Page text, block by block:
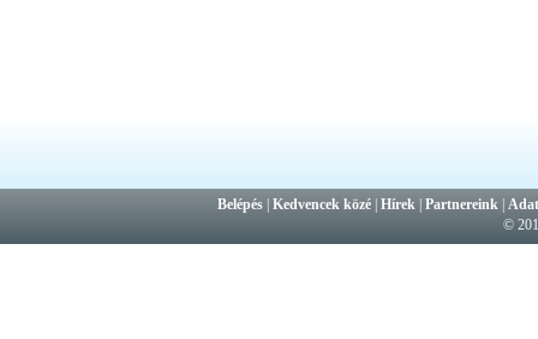
Belépés |Kedvencek közé |Hírek |Partnereink |
©